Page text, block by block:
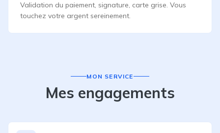
Validation du paiement, signature, carte grise. Vous
touchez votre argent sereinement.
MON SERVICE
Mes engagements